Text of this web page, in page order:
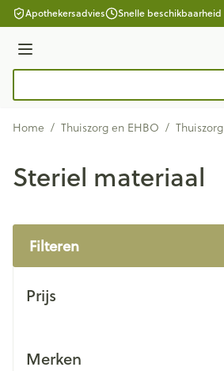
Ga naar de inhoud
Apothekersadvies Snelle beschikbaarheid
Menu
Home / Thuiszorg en EHBO / Thuiszorg
Steriel materiaal
Filteren
Prijs
Merken